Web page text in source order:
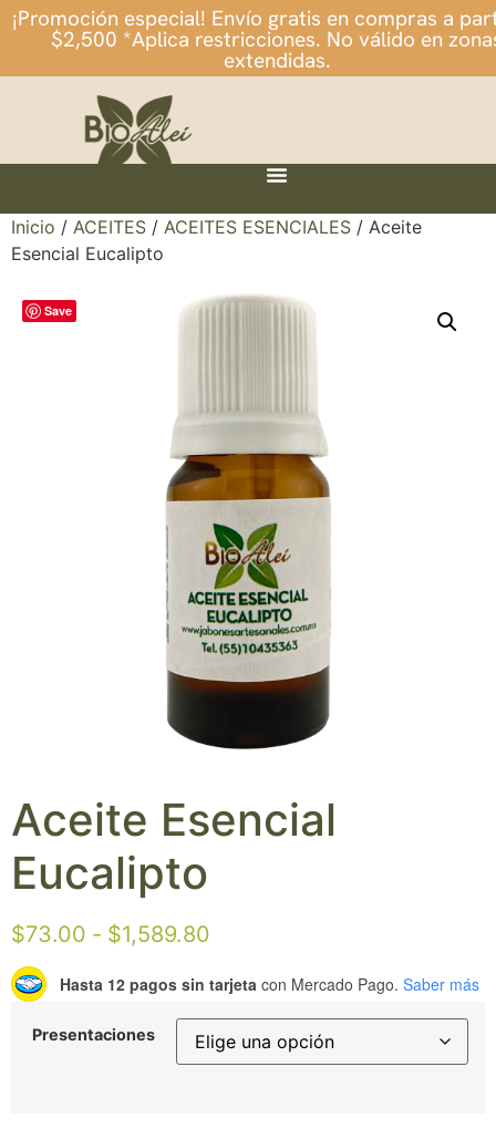
¡Promoción especial! Envío gratis en compras a
$2,500 *Aplica restricciones. No válido en
extendidas.
Inicio / ACEITES / ACEITES ESENCIALES / Aceite
Esencial Eucalipto
Save
Aceite Esencial
Eucalipto
$73.00 - $1,589.80
Hasta 12 pagos sin tarjeta con Mercado Pago. Saber más
Presentaciones